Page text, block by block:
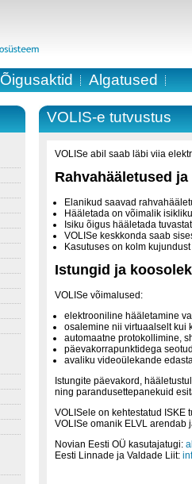
Õigusaktid Algatused
VOLIS-e tutvustus
VOLISe abil saab läbi viia
Rahvahääletused
Elanikud saavad
Hääletada on võimalik
Isiku õigus hääletada
VOLISe keskkonda saab
Kasutuses on kolm
Istungid ja
VOLISe võimalused:
elektrooniline hääletamine
osalemine nii virtuaalselt kui
automaatne protokollimine,
päevakorrapunktidega
avaliku videoülekande
Istungite päevakord,
ning parandusettepanekuid
VOLISele on kehtestatud
VOLISe omanik ELVL arendab
Novian Eesti OÜ kasutajatugi:
Eesti Linnade ja Valdade Liit: